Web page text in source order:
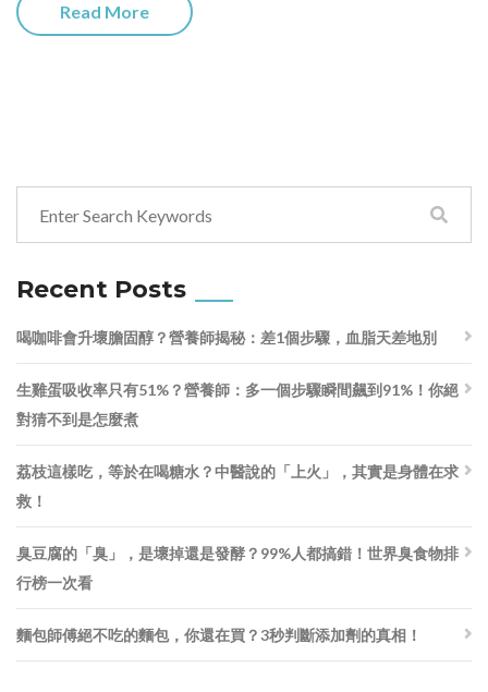
Read More
Recent Posts
喝咖啡會升壞膽固醇？營養師揭秘：差1個步驟，血脂天差地別
生雞蛋吸收率只有51%？營養師：多一個步驟瞬間飆到91%！你絕
對猜不到是怎麼煮
荔枝這樣吃，等於在喝糖水？中醫說的「上火」，其實是身體在求
救！
臭豆腐的「臭」，是壞掉還是發酵？99%人都搞錯！世界臭食物排
行榜一次看
麵包師傅絕不吃的麵包，你還在買？3秒判斷添加劑的真相！